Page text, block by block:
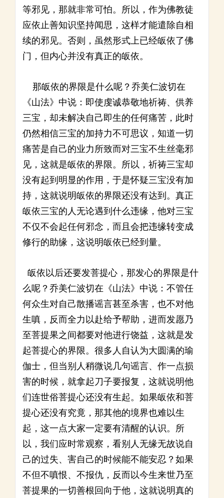
等邪见，那就非常可怕。所以，作为佛教徒
应依止善知识坚持闻思，这样才能遣除自相
续的邪见。否则，虽然形式上已经皈依了佛
门，但内心并没有真正的皈依。
那皈依的界限是什么呢？乔美仁波切在
《山法》中说：即使虔诚恭敬地祈祷、供养
三宝，却未解决自己即生的任何痛苦，此时
仍然相信三宝的加持力不可思议，知道一切
痛苦是自己的业力所致而对三宝不生丝毫邪
见，这就是皈依的界限。所以，祈祷三宝却
没有起到明显的作用，于是怀疑三宝没有加
持，这就说明皈依的界限还没有达到。真正
皈依三宝的人无论遇到什么违缘，他对三宝
不仅不会起任何邪念，而且会把违缘转变成
修行的助缘，这说明皈依已经到量。
皈依以后还要发菩提心，那发心的界限是什
么呢？乔美仁波切在《山法》中说：不管任
何众生对自己散播谣言甚至杀害，也不对他
生嗔，反而全力以赴给予帮助，进而发愿乃
至菩提果之间都要对他进行饶益，这就是发
起菩提心的界限。很多人自认为大圆满的瑜
伽士，但当别人稍微说几句谣言、作一点损
害的时候，就拿起刀子要报复，这就说明他
们连世俗菩提心还没有生起。如果皈依和菩
提心还没有究竟，那其他的境界也难以生
起，这一点大家一定要有清醒的认识。所
以，我们应时常观察，看别人无缘无故说自
己的过失、害自己的时候能不能安忍？如果
不但不嗔恨、不报仇，反而以今生来世乃至
菩提果的一切善根回向于他，这就说明真的